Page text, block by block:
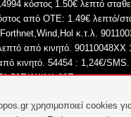
κόστος 1.50€ λεπτό
από ΟΤΕ: 1.49€ λεπτό/
κ.τ.λ.
από κινητό. 90110048XX
κινητό. 54454 : 1,24€/
1KIN1,60E
χρησιμοποιεί cookies